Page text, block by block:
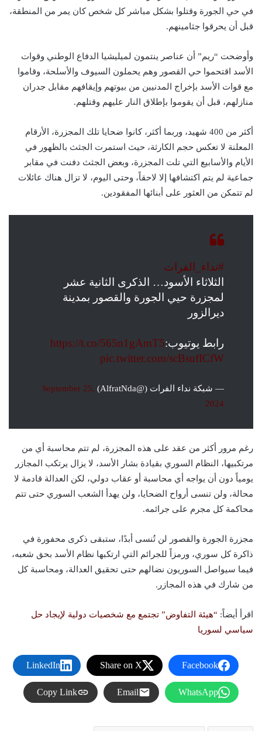
في حي الجورة وقتلوا بشكل مباشر كل شخص كان يمر من المنطقة،
قبل أن يحرقوا جثامينهم.
وأوضحت “ريم” أن عناصر ينتمون لميليشيا الدفاع الوطني وقوات
الأسد اقتحموا حي القصور وهم يحملون السيوف والأسلحة، وقاموا
مع قوات الأسد بإخراج المدنيين من بيوتهم وإيقافهم مقابل جدران
منازلهم، قبل أن يقوموا بإطلاق النار عليهم وقتلهم.
أكثر من 400 شهيد، وربما أكثر، كانوا ضحايا تلك المجزرة، الأرقام
المعلنة لا تعكس حجم الكارثة، حيث استمرت الجثث بالظهور في
الأيام والأسابيع التي تلت المجزرة، وبعض الجثث دفنت في مقابر
جماعية لم يتم اكتشافها إلا لاحقاً، وحتى اليوم، لا تزال هناك عائلات
لم تتمكن من العثور على أبنائها المفقودين.
#نداء_الفرات
الثلاثاء الأسود… الذكرى الثانية عشر
لمجزرة حيي الجورة والقصور بمدينة
ديرالزور
رابط يوتيوب:https://t.co/565n1gAmT5
pic.twitter.com/scBsufICfW
— شبكة نداء الفرات (@AlfratNda)
September 25,
2024
رغم مرور أكثر من عقد على هذه المجزرة، لم تتم محاسبة أي من
مرتكبيها، النظام السوري بقيادة بشار الأسد، لا يزال يرتكب المجازر
يومياً دون أن يواجه أي محاسبة أو عقاب دولي، لكن العدالة قادمة لا
محالة، ولن تنسى أرواح الضحايا، ولن يهدأ الشعب السوري حتى تتم
محاكمة كل مجرم على جرائمه.
مجزرة الجورة والقصور لن تُنسى أبدًا، ستبقى ذكرى محفورة في
ذاكرة كل سوري، ورمزاً للجرائم التي ارتكبها نظام الأسد بحق شعبه،
فيما سيواصل السوريون نضالهم حتى تحقيق العدالة، ومحاسبة كل
من شارك في هذه المجازر.
اقرأ أيضاً: “هيئة التفاوض” تجتمع مع شخصيات دولية لإيجاد حل
سياسي لسوريا
Facebook
Share on X
LinkedIn
WhatsApp
Email
Copy Link